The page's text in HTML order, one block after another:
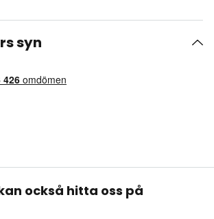
syn
också hitta oss på